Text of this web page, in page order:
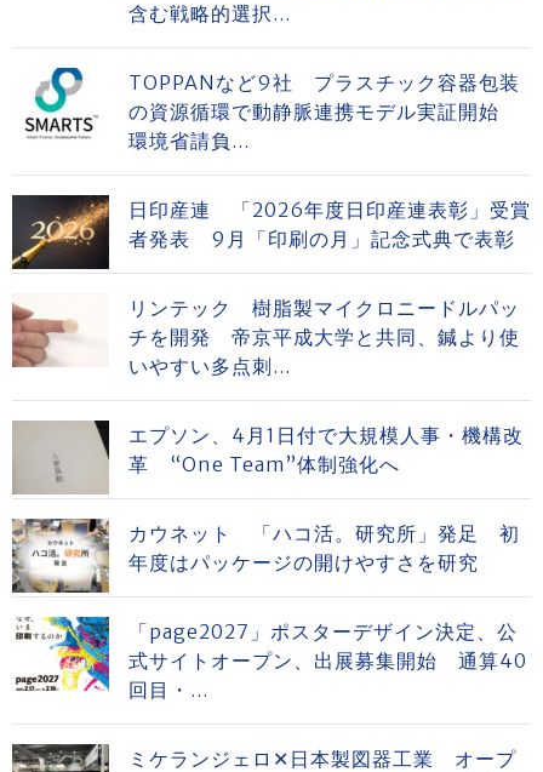
含む戦略的選択...
TOPPANなど9社 プラスチック容器包装
の資源循環で動静脈連携モデル実証開始
環境省請負...
日印産連 「2026年度日印産連表彰」受賞
者発表 9月「印刷の月」記念式典で表彰
リンテック 樹脂製マイクロニードルパッ
チを開発 帝京平成大学と共同、鍼より使
いやすい多点刺...
エプソン、4月1日付で大規模人事・機構改
革 “One Team”体制強化へ
カウネット 「ハコ活。研究所」発足 初
年度はパッケージの開けやすさを研究
「page2027」ポスターデザイン決定、公
式サイトオープン、出展募集開始 通算40
回目・...
ミケランジェロ✕日本製図器工業 オープ